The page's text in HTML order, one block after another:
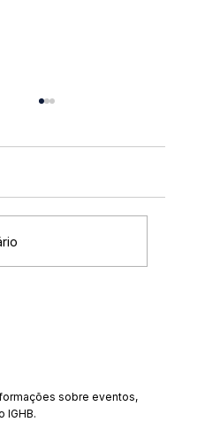
sobre eventos,
IGHB.